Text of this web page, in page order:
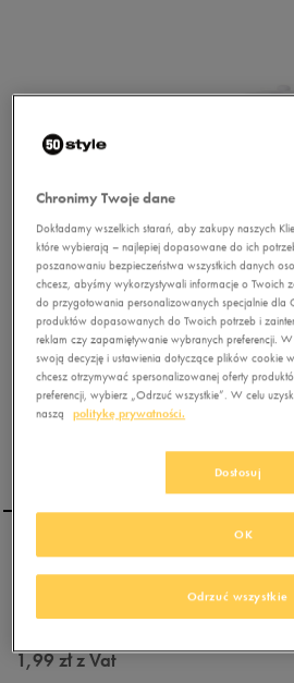
PUMA CZAPKA CAT LOGO
1,99złz Vat
Chronimy Twoje dane
Dokładamy wszelkich starań, aby zakupy naszych
które wybierają – najlepiej dopasowane do ich
poszanowaniu bezpieczeństwa wszystkich danych
chcesz, abyśmy wykorzystywali informacje o Twoich
do przygotowania personalizowanych specjalnie dla
produktów dopasowanych do Twoich potrzeb i
reklam czy zapamiętywanie wybranych preferencji.
swoją decyzję i ustawienia dotyczące plików cookie
chcesz otrzymywać spersonalizowanej oferty
preferencji, wybierz „Odrzuć wszystkie”. W celu
naszą
politykę prywatności.
Dostosuj
Odrzuć wszystkie
OK